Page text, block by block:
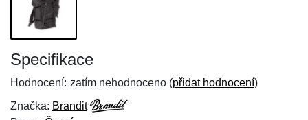
Specifikace
Hodnocení: zatím nehodnoceno (přidat hodnocení)
Značka: Brandit